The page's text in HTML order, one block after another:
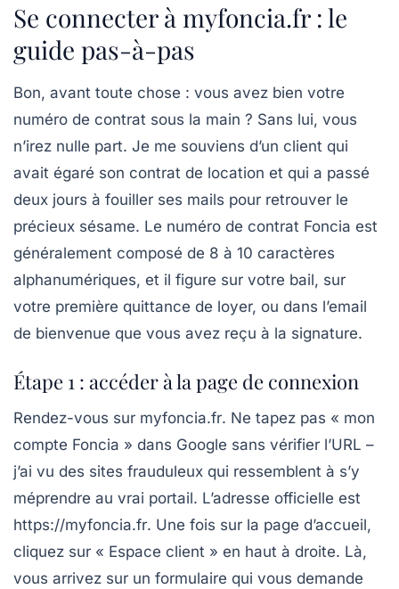
Se connecter à myfoncia.fr : le
guide pas-à-pas
Bon, avant toute chose : vous avez bien votre
numéro de contrat sous la main ? Sans lui, vous
n’irez nulle part. Je me souviens d’un client qui
avait égaré son contrat de location et qui a passé
deux jours à fouiller ses mails pour retrouver le
précieux sésame. Le numéro de contrat Foncia est
généralement composé de 8 à 10 caractères
alphanumériques, et il figure sur votre bail, sur
votre première quittance de loyer, ou dans l’email
de bienvenue que vous avez reçu à la signature.
Étape 1 : accéder à la page de connexion
Rendez-vous sur myfoncia.fr. Ne tapez pas « mon
compte Foncia » dans Google sans vérifier l’URL –
j’ai vu des sites frauduleux qui ressemblent à s’y
méprendre au vrai portail. L’adresse officielle est
https://myfoncia.fr. Une fois sur la page d’accueil,
cliquez sur « Espace client » en haut à droite. Là,
vous arrivez sur un formulaire qui vous demande